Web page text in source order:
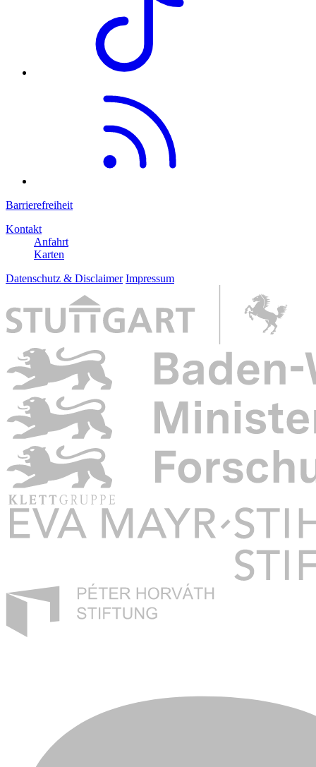
Barrierefreiheit
Kontakt
Anfahrt
Karten
Datenschutz & Disclaimer Impressum